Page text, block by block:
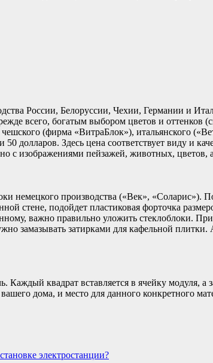
России, Белоруссии, Чехии, Германии и
всего, богатым выбором цветов и оттенков
(фирма «ВитраБлок»), итальянского
долларов. Здесь цена соответствует виду и
с изображениями пейзажей, животных, цветов,
немецкого производства («Век», «Соларис»).
стене, подойдет пластиковая форточка
важно правильно уложить стеклоблоки.
замазывать затирками для кафельной
Каждый квадрат вставляется в ячейку модуля,
дома, и место для данного конкретного
электростанции?